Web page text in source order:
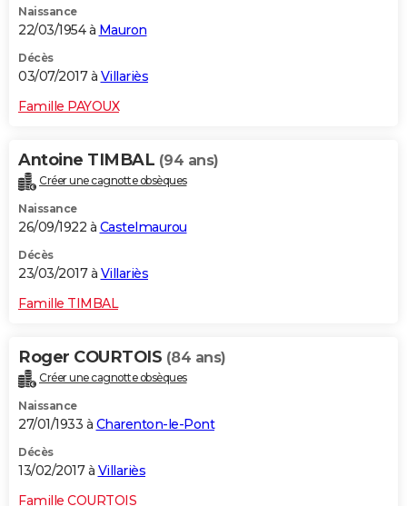
Naissance
22/03/1954 à Mauron
Décès
03/07/2017 à Villariès
Famille PAYOUX
Antoine TIMBAL (94 ans)
Créer une cagnotte obsèques
Naissance
26/09/1922 à Castelmaurou
Décès
23/03/2017 à Villariès
Famille TIMBAL
Roger COURTOIS (84 ans)
Créer une cagnotte obsèques
Naissance
27/01/1933 à Charenton-le-Pont
Décès
13/02/2017 à Villariès
Famille COURTOIS